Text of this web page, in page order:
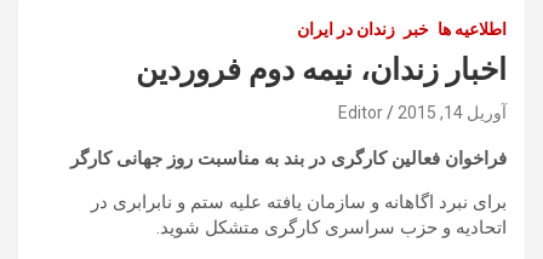
اطلاعیه ها خبر زندان در ایران
اخبار زندان، نیمه دوم فروردین
آوریل 14, 2015 Editor
فراخوان فعالین کارگری در بند به مناسبت روز جهانی کارگر
برای نبرد اگاهانه و سازمان یافته علیه ستم و نابرابری در
اتحادیه و حزب سراسری کارگری متشکل شوید.